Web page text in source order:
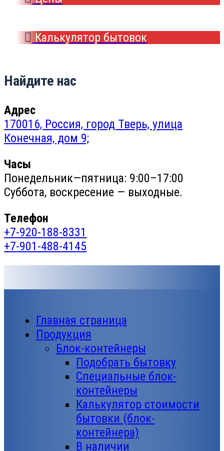
Калькулятор бытовок
Найдите нас
Адрес
170016, Россия, город Тверь, улица
Конечная, дом 9;
Часы
Понедельник—пятница: 9:00–17:00
Суббота, воскресение — выходные.
Телефон
+7-920-188-8331
+7-901-488-4145
Главная страница
Продукция
Блок-контейнеры
Подобрать бытовку
Специальные блок-
контейнеры
Калькулятор стоимости
бытовки (блок-
контейнера)
В наличии